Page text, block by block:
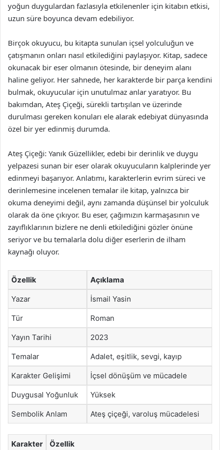
yoğun duygulardan fazlasıyla etkilenenler için kitabın etkisi,
uzun süre boyunca devam edebiliyor.
Birçok okuyucu, bu kitapta sunulan içsel yolculuğun ve
çatışmanın onları nasıl etkilediğini paylaşıyor. Kitap, sadece
okunacak bir eser olmanın ötesinde, bir deneyim alanı
haline geliyor. Her sahnede, her karakterde bir parça kendini
bulmak, okuyucular için unutulmaz anlar yaratıyor. Bu
bakımdan, Ateş Çiçeği, sürekli tartışılan ve üzerinde
durulması gereken konuları ele alarak edebiyat dünyasında
özel bir yer edinmiş durumda.
Ateş Çiçeği: Yanık Güzellikler, edebi bir derinlik ve duygu
yelpazesi sunan bir eser olarak okuyucuların kalplerinde yer
edinmeyi başarıyor. Anlatımı, karakterlerin evrim süreci ve
derinlemesine incelenen temalar ile kitap, yalnızca bir
okuma deneyimi değil, aynı zamanda düşünsel bir yolculuk
olarak da öne çıkıyor. Bu eser, çağımızın karmaşasının ve
zayıflıklarının bizlere ne denli etkilediğini gözler önüne
seriyor ve bu temalarla dolu diğer eserlerin de ilham
kaynağı oluyor.
Özellik Açıklama
Yazar İsmail Yasin
Tür Roman
Yayın Tarihi 2023
Temalar Adalet, eşitlik, sevgi, kayıp
Karakter Gelişimi İçsel dönüşüm ve mücadele
Duygusal Yoğunluk Yüksek
Sembolik Anlam Ateş çiçeği, varoluş mücadelesi
Karakter Özellik